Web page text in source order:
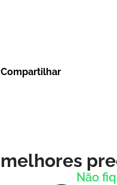
Compartilhar
melhores
Não